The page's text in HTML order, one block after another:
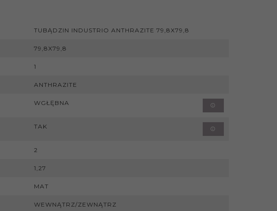
TUBĄDZIN INDUSTRIO ANTHRAZITE 79,8X79,8
79,8X79,8
1
ANTHRAZITE
WGŁĘBNA
TAK
2
1,27
MAT
WEWNĄTRZ/ZEWNĄTRZ